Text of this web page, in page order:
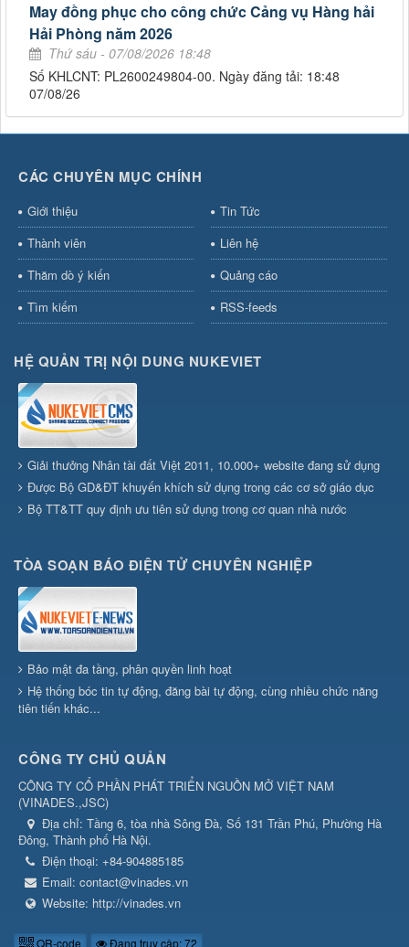
May đồng phục cho công chức Cảng vụ Hàng hải
Hải Phòng năm 2026
Thứ sáu - 07/08/2026 18:48
Số KHLCNT: PL2600249804-00. Ngày đăng tải: 18:48
07/08/26
CÁC CHUYÊN MỤC CHÍNH
Giới thiệu
Tin Tức
Thành viên
Liên hệ
Thăm dò ý kiến
Quảng cáo
Tìm kiếm
RSS-feeds
HỆ QUẢN TRỊ NỘI DUNG NUKEVIET
Giải thưởng Nhân tài đất Việt 2011, 10.000+ website đang sử dụng
Được Bộ GD&ĐT khuyến khích sử dụng trong các cơ sở giáo dục
Bộ TT&TT quy định ưu tiên sử dụng trong cơ quan nhà nước
TÒA SOẠN BÁO ĐIỆN TỬ CHUYÊN NGHIỆP
Bảo mật đa tầng, phân quyền linh hoạt
Hệ thống bóc tin tự động, đăng bài tự động, cùng nhiều chức năng
tiên tiến khác...
CÔNG TY CHỦ QUẢN
CÔNG TY CỔ PHẦN PHÁT TRIỂN NGUỒN MỞ VIỆT NAM
(VINADES.,JSC)
Địa chỉ: Tầng 6, tòa nhà Sông Đà, Số 131 Trần Phú, Phường Hà
Đông, Thành phố Hà Nội.
Điện thoại: +84-904885185
Email: contact@vinades.vn
Website: http://vinades.vn
QR-code Đang truy cập: 72